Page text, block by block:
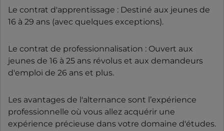
Le contrat d'apprentissage : Destiné aux jeunes de
16 à 29 ans (avec quelques exceptions).
Le contrat de professionnalisation : Ouvert aux
jeunes de 16 à 25 ans révolus et aux demandeurs
d'emploi de 26 ans et plus.
Les avantages de l'alternance sont l’expérience
professionnelle où vous allez acquérir une
expérience précieuse dans votre domaine d'études.